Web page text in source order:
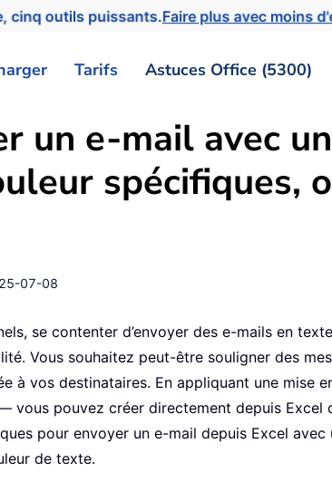
cinq outils puissants.Faire plus avec moins
Tarifs Astuces Office (5300)
un e-mail avec
spécifiques,
07-08
se contenter d’envoyer des e-mails en
Vous souhaitez peut-être souligner des
à vos destinataires. En appliquant une
vous pouvez créer directement depuis
pour envoyer un e-mail depuis Excel
de texte.